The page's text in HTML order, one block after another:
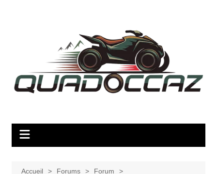
Accueil Forums
Forum